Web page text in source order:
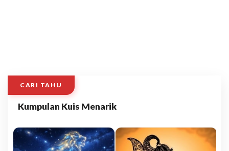
CARI TAHU
Kumpulan Kuis Menarik